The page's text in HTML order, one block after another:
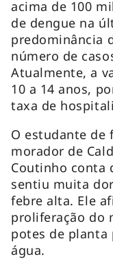
acima de 100
de dengue na
predominância
número de
Atualmente, a
10 a 14 anos,
taxa de
O estudante de
morador de
Coutinho conta
sentiu muita
febre alta. Ele
proliferação do
potes de planta
água.